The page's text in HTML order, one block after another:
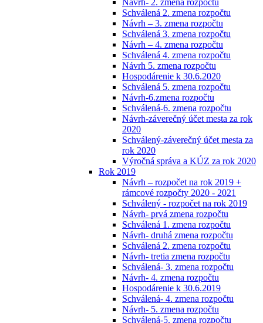
Návrh- 2. zmena rozpočtu
Schválená 2. zmena rozpočtu
Návrh – 3. zmena rozpočtu
Schválená 3. zmena rozpočtu
Návrh – 4. zmena rozpočtu
Schválená 4. zmena rozpočtu
Návrh 5. zmena rozpočtu
Hospodárenie k 30.6.2020
Schválená 5. zmena rozpočtu
Návrh-6.zmena rozpočtu
Schválená-6. zmena rozpočtu
Návrh-záverečný účet mesta za rok
2020
Schválený-záverečný účet mesta za
rok 2020
Výročná správa a KÚZ za rok 2020
Rok 2019
Návrh – rozpočet na rok 2019 +
rámcové rozpočty 2020 - 2021
Schválený - rozpočet na rok 2019
Návrh- prvá zmena rozpočtu
Schválená 1. zmena rozpočtu
Návrh- druhá zmena rozpočtu
Schválená 2. zmena rozpočtu
Návrh- tretia zmena rozpočtu
Schválená- 3. zmena rozpočtu
Návrh- 4. zmena rozpočtu
Hospodárenie k 30.6.2019
Schválená- 4. zmena rozpočtu
Návrh- 5. zmena rozpočtu
Schválená-5. zmena rozpočtu